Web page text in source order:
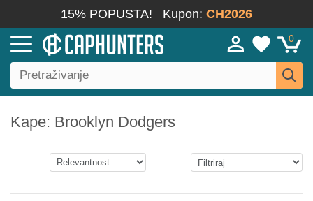
15% POPUSTA! Kupon: CH2026
0
Kape: Brooklyn Dodgers